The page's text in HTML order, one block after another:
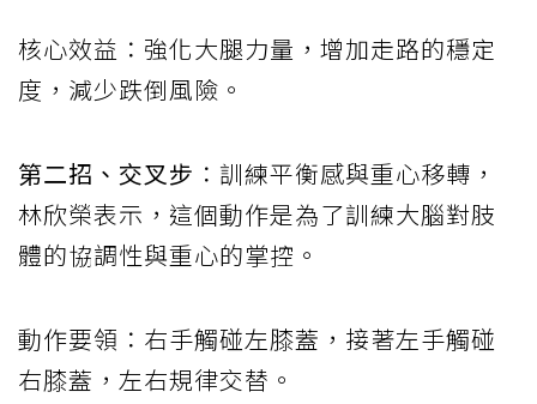
核心效益：強化大腿力量，增加走路的穩定
度，減少跌倒風險。
第二招、交叉步 ：訓練平衡感與重心移轉，
林欣榮表示，這個動作是為了訓練大腦對肢
體的協調性與重心的掌控。
動作要領：右手觸碰左膝蓋，接著左手觸碰
右膝蓋，左右規律交替。